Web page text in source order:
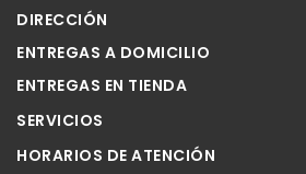
DIRECCIÓN
ENTREGAS A DOMICILIO
ENTREGAS EN TIENDA
SERVICIOS
HORARIOS DE ATENCIÓN